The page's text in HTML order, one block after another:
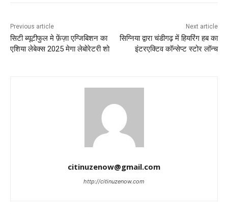
Previous article
सिटी ब्यूटीफुल मे फ़ेंज़ा एग्जिबिशन का
एशिया लेबेक्स 2025 मेगा लेबोरेटरी शो
Next article
सिग्निया द्वारा चंडीगढ़ में हियरिंग हब का
इंटरएक्टिव कॉन्सेप्ट स्टोर लॉन्च
citinuzenow@gmail.com
http://citinuzenow.com